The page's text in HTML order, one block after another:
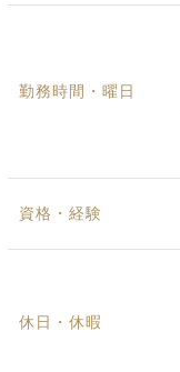
勤務時間・曜日
資格・経験
休日・休暇